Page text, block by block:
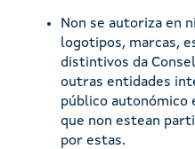
Non se autoriza en
logotipos, marcas,
distintivos da
outras entidades
público autonómico
que non estean
por estas.